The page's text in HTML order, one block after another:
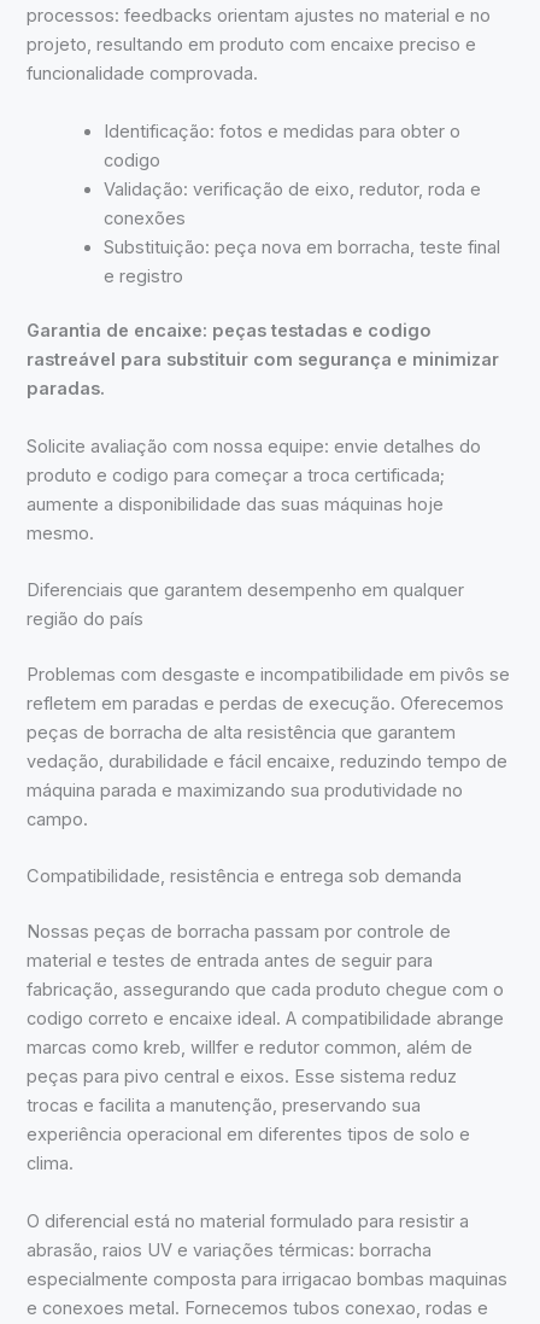
processos: feedbacks orientam ajustes no material e no
projeto, resultando em produto com encaixe preciso e
funcionalidade comprovada.
Identificação: fotos e medidas para obter o
codigo
Validação: verificação de eixo, redutor, roda e
conexões
Substituição: peça nova em borracha, teste final
e registro
Garantia de encaixe: peças testadas e codigo
rastreável para substituir com segurança e minimizar
paradas.
Solicite avaliação com nossa equipe: envie detalhes do
produto e codigo para começar a troca certificada;
aumente a disponibilidade das suas máquinas hoje
mesmo.
Diferenciais que garantem desempenho em qualquer
região do país
Problemas com desgaste e incompatibilidade em pivôs se
refletem em paradas e perdas de execução. Oferecemos
peças de borracha de alta resistência que garantem
vedação, durabilidade e fácil encaixe, reduzindo tempo de
máquina parada e maximizando sua produtividade no
campo.
Compatibilidade, resistência e entrega sob demanda
Nossas peças de borracha passam por controle de
material e testes de entrada antes de seguir para
fabricação, assegurando que cada produto chegue com o
codigo correto e encaixe ideal. A compatibilidade abrange
marcas como kreb, willfer e redutor common, além de
peças para pivo central e eixos. Esse sistema reduz
trocas e facilita a manutenção, preservando sua
experiência operacional em diferentes tipos de solo e
clima.
O diferencial está no material formulado para resistir a
abrasão, raios UV e variações térmicas: borracha
especialmente composta para irrigacao bombas maquinas
e conexoes metal. Fornecemos tubos conexao, rodas e